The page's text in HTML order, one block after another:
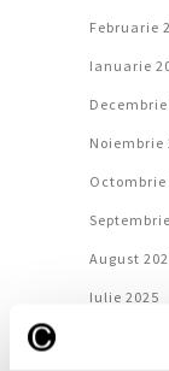
Februarie
Ianuarie
Decembrie
Noiembrie
Octombrie
August
Iulie 2025